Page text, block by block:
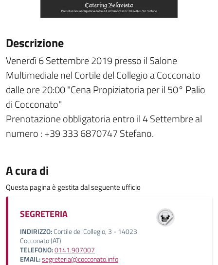
Descrizione
Venerdì 6 Settembre 2019 presso il Salone
Multimediale nel Cortile del Collegio a Cocconato
dalle ore 20:00 "Cena Propiziatoria per il 50° Palio
di Cocconato"
Prenotazione obbligatoria entro il 4 Settembre al
numero : +39 333 6870747 Stefano.
A cura di
Questa pagina è gestita dal seguente ufficio
SEGRETERIA
INDIRIZZO:Cortile del Collegio, 3 - 14023
Cocconato (AT)
TELEFONO:0141.907007
EMAIL:segreteria@cocconato.info